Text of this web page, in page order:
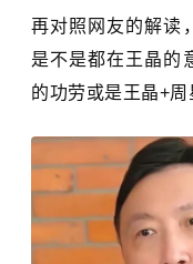
再对照网友的解读
是不是都在王晶的
的功劳或是王晶+周